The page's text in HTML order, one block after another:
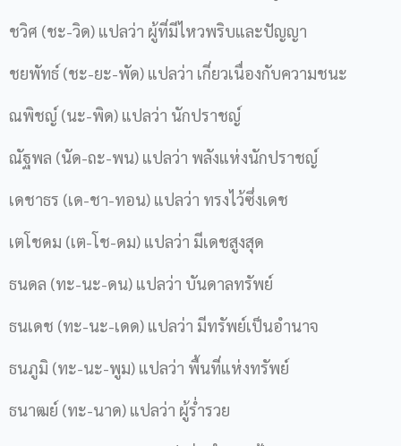
ชวิศ (ชะ-วิด) แปลว่า ผู้ที่มีไหวพริบและปัญญา
ชยพัทธ์ (ชะ-ยะ-พัด) แปลว่า เกี่ยวเนื่องกับความชนะ
ณพิชญ์ (นะ-พิด) แปลว่า นักปราชญ์
ณัฐพล (นัด-ถะ-พน) แปลว่า พลังแห่งนักปราชญ์
เดชาธร (เด-ชา-ทอน) แปลว่า ทรงไว้ซึ่งเดช
เตโชดม (เต-โช-ดม) แปลว่า มีเดชสูงสุด
ธนดล (ทะ-นะ-ดน) แปลว่า บันดาลทรัพย์
ธนเดช (ทะ-นะ-เดด) แปลว่า มีทรัพย์เป็นอำนาจ
ธนภูมิ (ทะ-นะ-พูม) แปลว่า พื้นที่แห่งทรัพย์
ธนาฒย์ (ทะ-นาด) แปลว่า ผู้ร่ำรวย